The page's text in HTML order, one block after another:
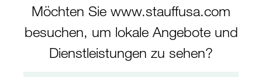
Möchten Sie www.stauffusa.com
besuchen, um lokale Angebote und
Dienstleistungen zu sehen?
Filter / Sortierung